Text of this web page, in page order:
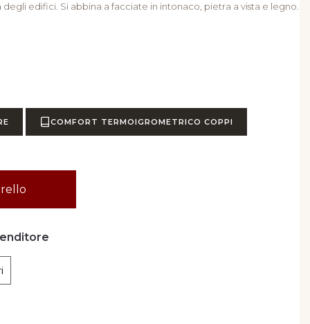
edifici. Si abbina a facciate in intonaco, pietra a vista e legno.
COMFORT TERMOIGROMETRICO COPPI